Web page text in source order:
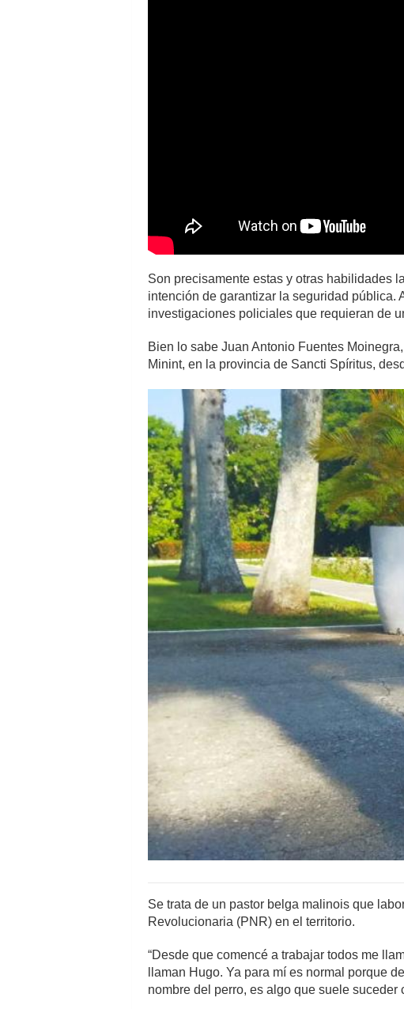
Son precisamente estas y otras habilidades
intención de garantizar la seguridad pública.
investigaciones policiales que requieran de
Bien lo sabe Juan Antonio Fuentes
Minint, en la provincia de Sancti Spíritus,
Se trata de un pastor belga malinois que
Revolucionaria (PNR) en el territorio.
“Desde que comencé a trabajar todos me
llaman Hugo. Ya para mí es normal porque
nombre del perro, es algo que suele suceder